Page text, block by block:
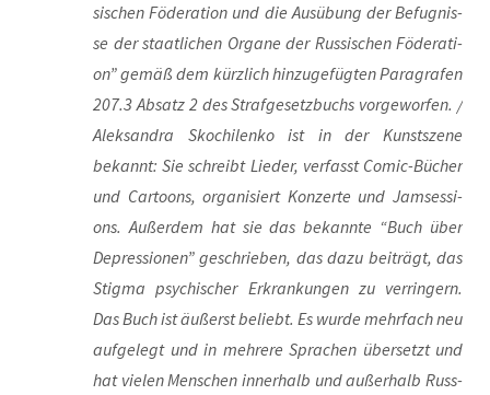
si­schen Föde­ra­ti­on und die Aus­übung der Befug­nis­
se der staat­li­chen Orga­ne der Rus­si­schen Föde­ra­ti­
on” gemäß dem kürz­lich hin­zu­ge­füg­ten Para­gra­fen
207.3 Absatz 2 des Straf­ge­setz­buchs vor­ge­wor­fen. /
Alek­san­dra Skoch­i­len­ko ist in der Kunst­sze­ne
bekannt: Sie schreibt Lie­der, ver­fasst Comic-Bücher
und Car­toons, orga­ni­siert Kon­zer­te und Jam­ses­si­
ons. Außer­dem hat sie das bekann­te “Buch über
Depres­sio­nen” geschrie­ben, das dazu bei­trägt, das
Stig­ma psy­chi­scher Erkran­kun­gen zu ver­rin­gern.
Das Buch ist äußerst beliebt. Es wur­de mehr­fach neu
auf­ge­legt und in meh­re­re Spra­chen über­setzt und
hat vie­len Men­schen inner­halb und außer­halb Russ­